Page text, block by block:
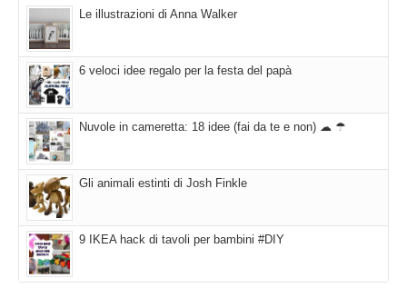
Le illustrazioni di Anna Walker
6 veloci idee regalo per la festa del papà
Nuvole in cameretta: 18 idee (fai da te e non) ☁ ☂
Gli animali estinti di Josh Finkle
9 IKEA hack di tavoli per bambini #DIY